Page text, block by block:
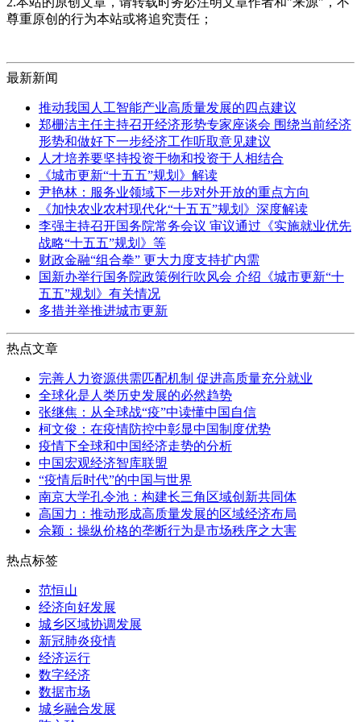
尊重原创的行为本站或将追究责任；
最新新闻
推动我国人工智能产业高质量发展的四点建议
郑栅洁主任主持召开经济形势专家座谈会 围绕当前经济
形势和做好下一步经济工作听取意见建议
人才培养要坚持投资于物和投资于人相结合
《城市更新“十五五”规划》解读
尹艳林：服务业领域下一步对外开放的重点方向
《加快农业农村现代化“十五五”规划》深度解读
李强主持召开国务院常务会议 审议通过《实施就业优先
战略“十五五”规划》等
财政金融“组合拳” 更大力度支持扩内需
国新办举行国务院政策例行吹风会 介绍《城市更新“十
五五”规划》有关情况
多措并举推进城市更新
热点文章
完善人力资源供需匹配机制 促进高质量充分就业
全球化是人类历史发展的必然趋势
张继焦：从全球战“疫”中读懂中国自信
柯文俊：在疫情防控中彰显中国制度优势
疫情下全球和中国经济走势的分析
中国宏观经济智库联盟
“疫情后时代”的中国与世界
南京大学孔令池：构建长三角区域创新共同体
高国力：推动形成高质量发展的区域经济布局
佘颖：操纵价格的垄断行为是市场秩序之大害
热点标签
范恒山
经济向好发展
城乡区域协调发展
新冠肺炎疫情
经济运行
数字经济
数据市场
城乡融合发展